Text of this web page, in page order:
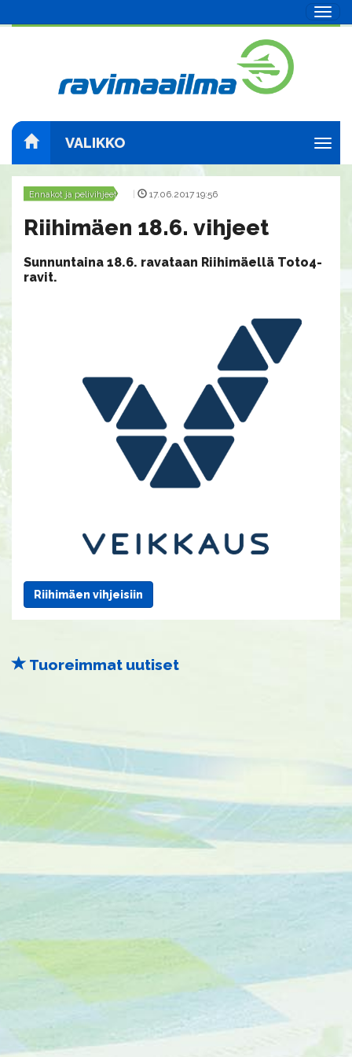
VALIKKO
Ennakot ja pelivihjeet | 17.06.2017 19:56
Riihimäen 18.6. vihjeet
Sunnuntaina 18.6. ravataan Riihimäellä Toto4-
ravit.
Riihimäen vihjeisiin
Tuoreimmat uutiset